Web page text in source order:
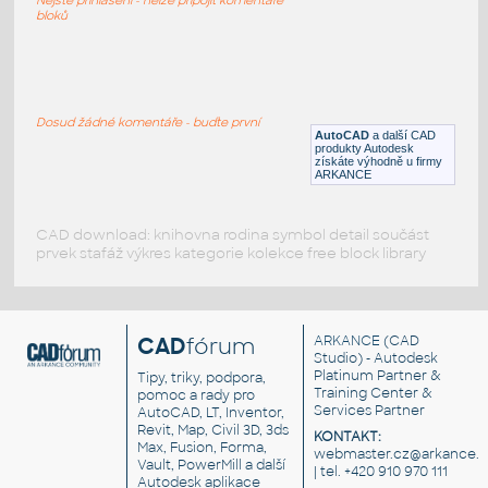
AutoCAD a další CAD
produkty Autodesk
získáte výhodně u firmy
ARKANCE
bloků
Dosud žádné komentáře - buďte první
CAD download: knihovna rodina symbol detail součást
prvek stafáž výkres kategorie kolekce free block library
CADfórum
Tipy, triky, podpora,
pomoc a rady pro
AutoCAD, LT, Inventor,
Revit, Map, Civil 3D, 3ds
Max, Fusion, Forma,
Vault, PowerMill a další
Autodesk aplikace
ARKANCE (CAD
Studio) - Autodesk
Platinum Partner &
Training Center &
Services Partner
KONTAKT:
| tel. +420 910 970 111